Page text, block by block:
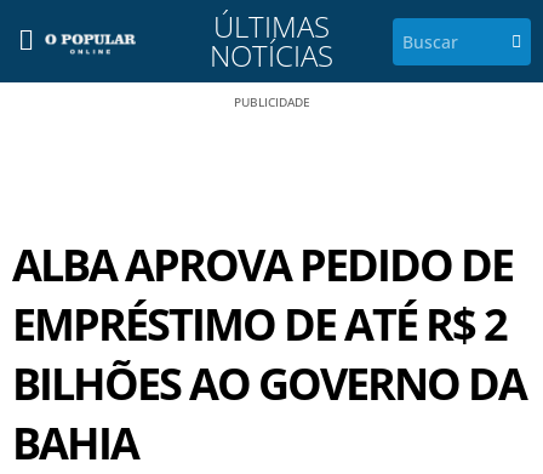
ÚLTIMAS
NOTÍCIAS
PUBLICIDADE
ALBA APROVA PEDIDO DE
EMPRÉSTIMO DE ATÉ R$ 2
BILHÕES AO GOVERNO DA
BAHIA